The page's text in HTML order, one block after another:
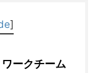
]
ークチーム